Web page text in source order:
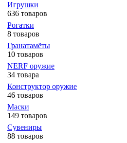
Игрушки
636 товаров
Рогатки
8 товаров
Гранатамёты
10 товаров
NERF оружие
34 товара
Конструктор оружие
46 товаров
Маски
149 товаров
Сувениры
88 товаров